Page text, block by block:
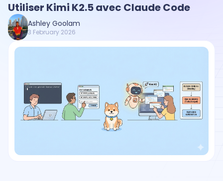
Utiliser Kimi K2.5 avec Claude Code
Ashley Goolam
3 February 2026